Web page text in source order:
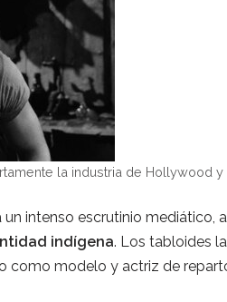
la industria de Hollywood
intenso escrutinio mediático,
indígena. Los tabloides
como modelo y actriz de